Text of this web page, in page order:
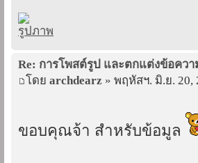
Re: การโพสต์รูป และตกแต่งข้อควา
โดย archdearz » พฤหัสฯ. มิ.ย. 20,
ขอบคุณจ้า สำหรับข้อมูล